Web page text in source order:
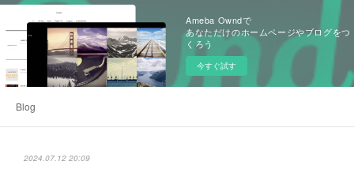
Ameba Owndで
あなただけのホームページやブログをつ
くろう
今すぐ試す
Blog
2024.07.12 20:09